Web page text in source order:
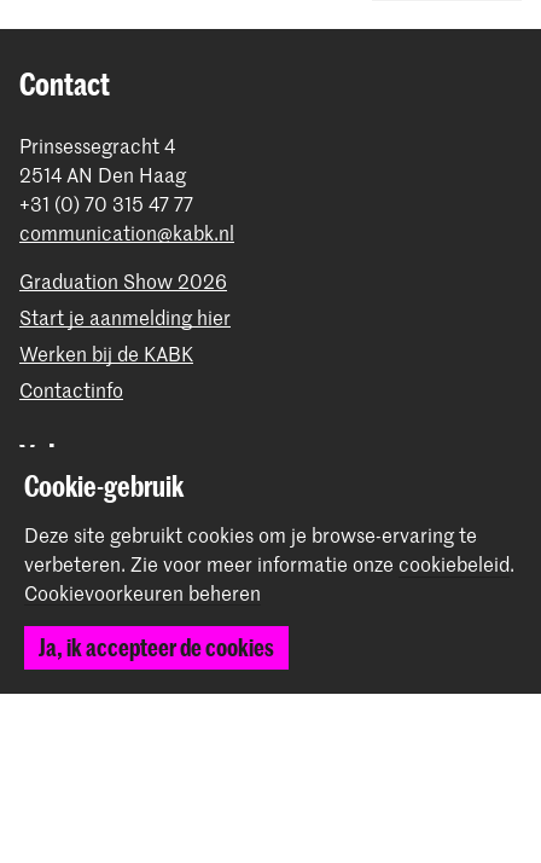
Contact
Prinsessegracht 4
2514 AN Den Haag
+31 (0) 70 315 47 77
communication@kabk.nl
Graduation Show 2026
Start je aanmelding hier
Werken bij de KABK
Contactinfo
Volg ons
Blijf op de hoogte
InstagramYouTubeVimeo Facebook
Cookie-gebruik
Deze site gebruikt cookies om je browse-ervaring te
verbeteren. Zie voor meer informatie onze cookiebeleid.
Cookievoorkeuren beheren
Ja, ik accepteer de cookies